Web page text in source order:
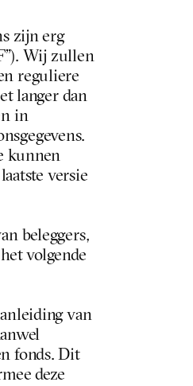
zijn erg
Wij zullen
reguliere
langer dan
in
kunnen
versie
beleggers,
volgende
van
fonds. Dit
deze